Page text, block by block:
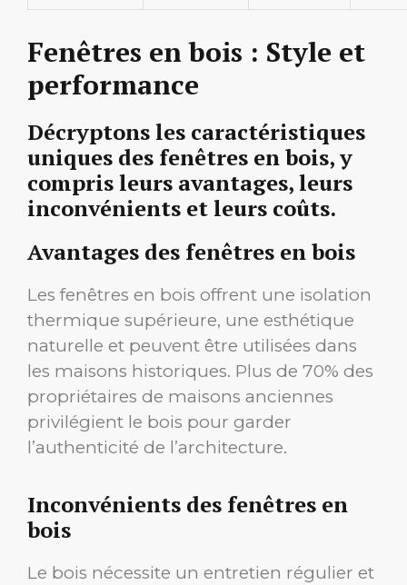
Fenêtres en bois : Style et
performance
Décryptons les caractéristiques
uniques des fenêtres en bois, y
compris leurs avantages, leurs
inconvénients et leurs coûts.
Avantages des fenêtres en bois
Les fenêtres en bois offrent une isolation
thermique supérieure, une esthétique
naturelle et peuvent être utilisées dans
les maisons historiques. Plus de 70% des
propriétaires de maisons anciennes
privilégient le bois pour garder
l’authenticité de l’architecture.
Inconvénients des fenêtres en
bois
Le bois nécessite un entretien régulier et